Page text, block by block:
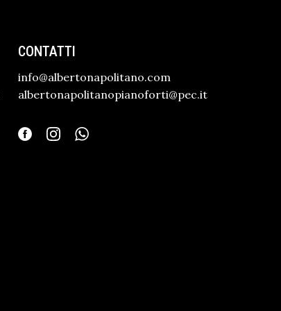
CONTATTI
info@albertonapolitano.com
albertonapolitanopianoforti@pec.it